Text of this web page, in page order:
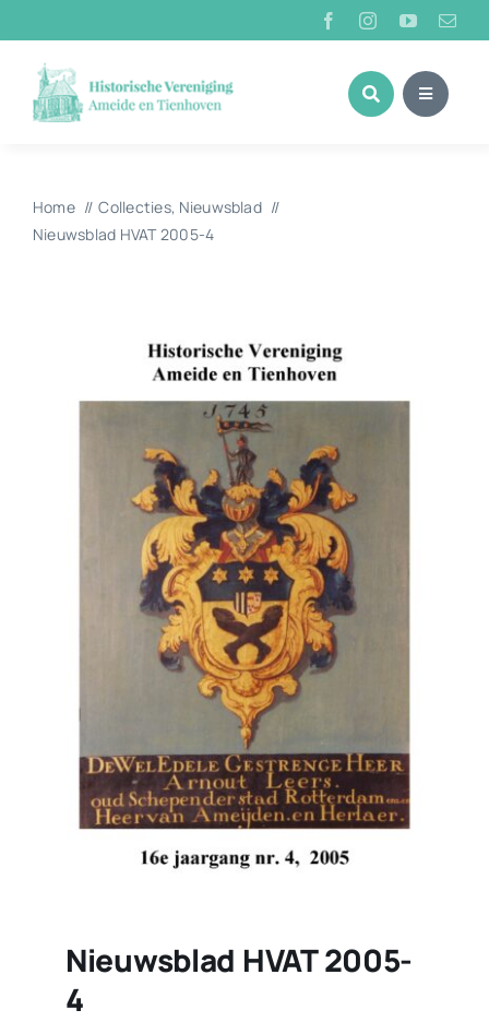
naar
inhoud
Home Collecties Nieuwsblad
Nieuwsblad HVAT 2005-4
Nieuwsblad HVAT 2005-
4